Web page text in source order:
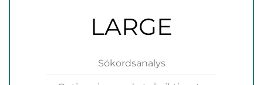
LARGE
Sökordsanalys